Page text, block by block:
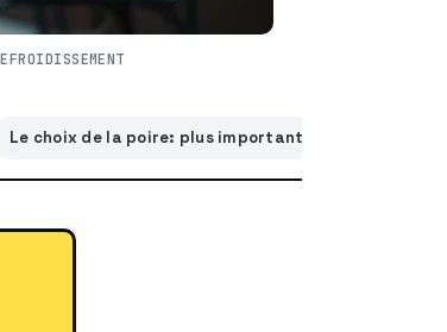
Le choix de la poire: plus important que la crème